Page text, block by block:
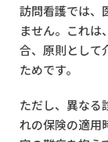
訪問看護では、
ません。これは
合、原則として
ためです。
ただし、異なる
れの保険の適用